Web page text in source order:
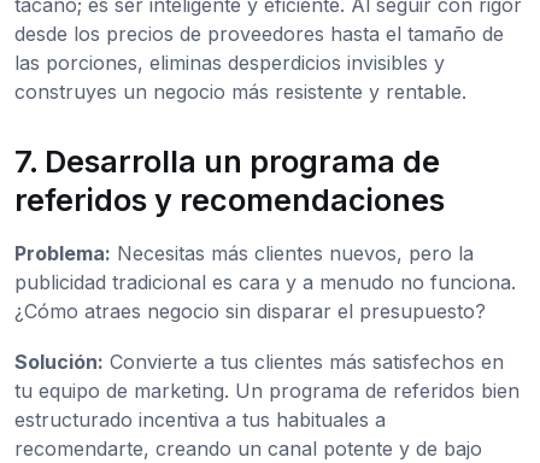
tacaño; es ser inteligente y eficiente. Al seguir con rigor
desde los precios de proveedores hasta el tamaño de
las porciones, eliminas desperdicios invisibles y
construyes un negocio más resistente y rentable.
7. Desarrolla un programa de
referidos y recomendaciones
Problema: Necesitas más clientes nuevos, pero la
publicidad tradicional es cara y a menudo no funciona.
¿Cómo atraes negocio sin disparar el presupuesto?
Solución: Convierte a tus clientes más satisfechos en
tu equipo de marketing. Un programa de referidos bien
estructurado incentiva a tus habituales a
recomendarte, creando un canal potente y de bajo